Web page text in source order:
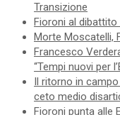
Transizione
Fioroni al dibattito
Morte Moscatelli,
Francesco
“Tempi nuovi per
Il ritorno in
ceto medio
Fioroni punta alle